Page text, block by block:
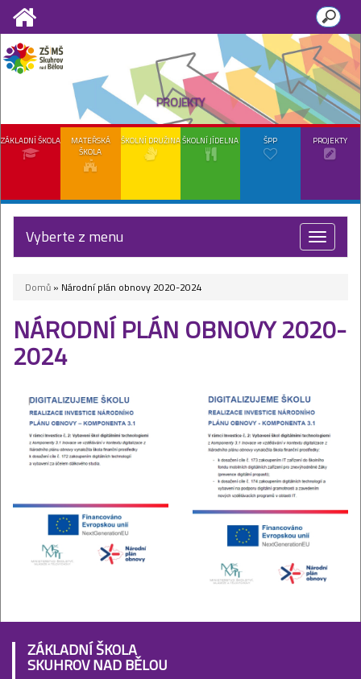
PROJEKTY
ZÁKLADNÍ ŠKOLA
MATEŘSKÁ
ŠKOLA
ŠKOLNÍ DRUŽINAŠKOLNÍ JÍDELNA ŠPP PROJEKTY
Toggle
Vyberte z menu
Domů » Národní plán obnovy 2020-2024
NÁRODNÍ PLÁN OBNOVY 2020-
2024
ZÁKLADNÍ ŠKOLA
SKUHROV NAD BĚLOU